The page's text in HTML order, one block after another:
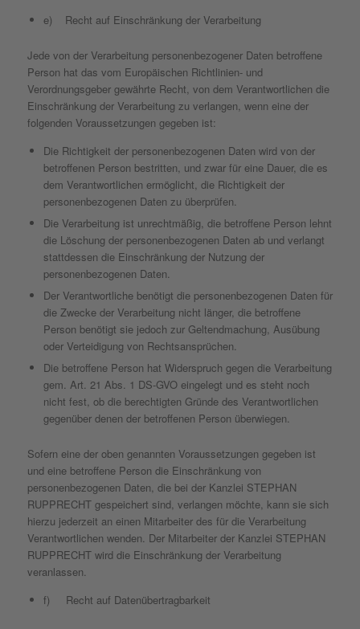
e) Recht auf Einschränkung der Verarbeitung
Jede von der Verarbeitung personenbezogener Daten betroffene
Person hat das vom Europäischen Richtlinien- und
Verordnungsgeber gewährte Recht, von dem Verantwortlichen die
Einschränkung der Verarbeitung zu verlangen, wenn eine der
folgenden Voraussetzungen gegeben ist:
Die Richtigkeit der personenbezogenen Daten wird von der
betroffenen Person bestritten, und zwar für eine Dauer, die es
dem Verantwortlichen ermöglicht, die Richtigkeit der
personenbezogenen Daten zu überprüfen.
Die Verarbeitung ist unrechtmäßig, die betroffene Person lehnt
die Löschung der personenbezogenen Daten ab und verlangt
stattdessen die Einschränkung der Nutzung der
personenbezogenen Daten.
Der Verantwortliche benötigt die personenbezogenen Daten für
die Zwecke der Verarbeitung nicht länger, die betroffene
Person benötigt sie jedoch zur Geltendmachung, Ausübung
oder Verteidigung von Rechtsansprüchen.
Die betroffene Person hat Widerspruch gegen die Verarbeitung
gem. Art. 21 Abs. 1 DS-GVO eingelegt und es steht noch
nicht fest, ob die berechtigten Gründe des Verantwortlichen
gegenüber denen der betroffenen Person überwiegen.
Sofern eine der oben genannten Voraussetzungen gegeben ist
und eine betroffene Person die Einschränkung von
personenbezogenen Daten, die bei der Kanzlei STEPHAN
RUPPRECHT gespeichert sind, verlangen möchte, kann sie sich
hierzu jederzeit an einen Mitarbeiter des für die Verarbeitung
Verantwortlichen wenden. Der Mitarbeiter der Kanzlei STEPHAN
RUPPRECHT wird die Einschränkung der Verarbeitung
veranlassen.
f) Recht auf Datenübertragbarkeit